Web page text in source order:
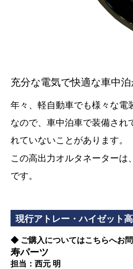
充分な電気で快適な車中
年々、軽自動車でも様々な電
なので、車中泊車で装備され
れていないことがあります。
この高出力オルタネーターは
です。
現行アトレー・ハイゼット
◆ ご購入についてはこちらへお問
寿パーツ
担当：西元 明